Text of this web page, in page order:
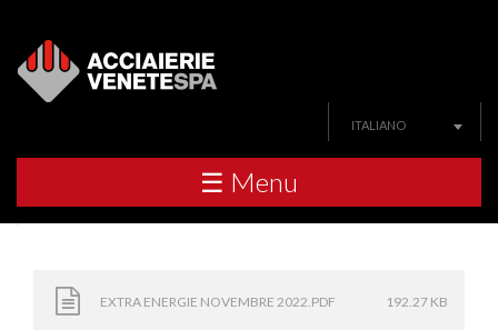
ITALIANO
☰ Menu
EXTRA ENERGIE NOVEMBRE 2022.PDF 192.27 KB